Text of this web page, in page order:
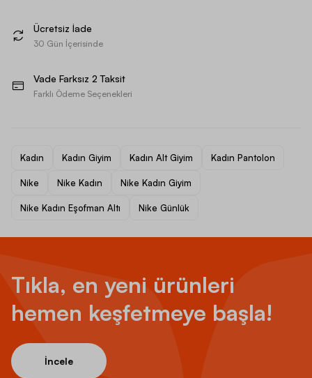
Ücretsiz İade
30 Gün İçerisinde
Vade Farksız 2 Taksit
Farklı Ödeme Seçenekleri
Kadın Kadın Giyim Kadın Alt Giyim Kadın Pantolon
Nike Nike Kadın Nike Kadın Giyim
Nike Kadın Eşofman Altı Nike Günlük
Tıkla, en yeni ürünleri
hemen keşfetmeye başla!
İncele